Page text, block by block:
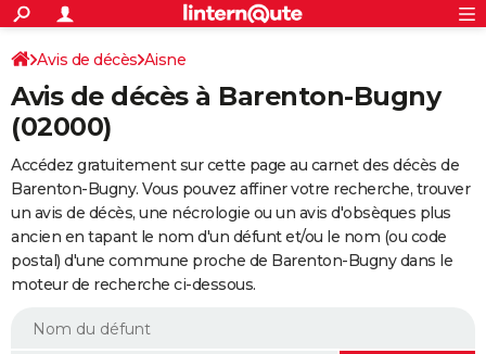
ACTUALITÉS
Politique
Société
Faits Divers
Education
Monde
Villes
+
SPORT
Coupe du monde 2026
Football
Tennis
Cyclisme
Rugby
Forum
FINANCE
Retraite
Impôts
Epargne
Immobilier
Risques naturels par ville
Banque
Assurance
Crédit
Essais
Réserver un essai
Citadines
Berlines
SUV
Forum auto
+
HIGH-TECH
Mobiles
Meilleur smartphone
Internet
Ordinateurs
Jeux vidéo
Guide high-tech
+BRICOLAGE
Forum
Aménagement intérieur
Extérieur
Cuisine
Salle de bains
Jardinage
Rangement
WEEK-END
Avis de décès Aisne
Avis de décès à Barenton-Bugny
(02000)
Accédez gratuitement sur cette page au carnet des décès de
Barenton-Bugny. Vous pouvez affiner votre recherche, trouver
un avis de décès, une nécrologie ou un avis d'obsèques plus
ancien en tapant le nom d'un défunt et/ou le nom (ou code
postal) d'une commune proche de Barenton-Bugny dans le
moteur de recherche ci-dessous.